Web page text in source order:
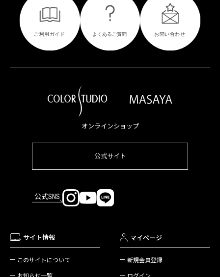
オンラインショップ
公式サイト
公式SNS
サイト情報
このサイトについて
マイページ
新規会員登録